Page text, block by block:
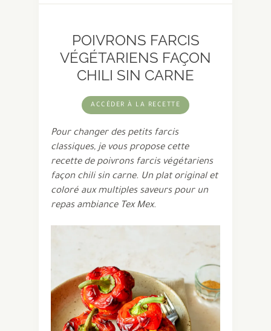
POIVRONS FARCIS
VÉGÉTARIENS FAÇON
CHILI SIN CARNE
ACCÉDER À LA RECETTE
Pour changer des petits farcis
classiques, je vous propose cette
recette de poivrons farcis végétariens
façon chili sin carne. Un plat original et
coloré aux multiples saveurs pour un
repas ambiance Tex Mex.